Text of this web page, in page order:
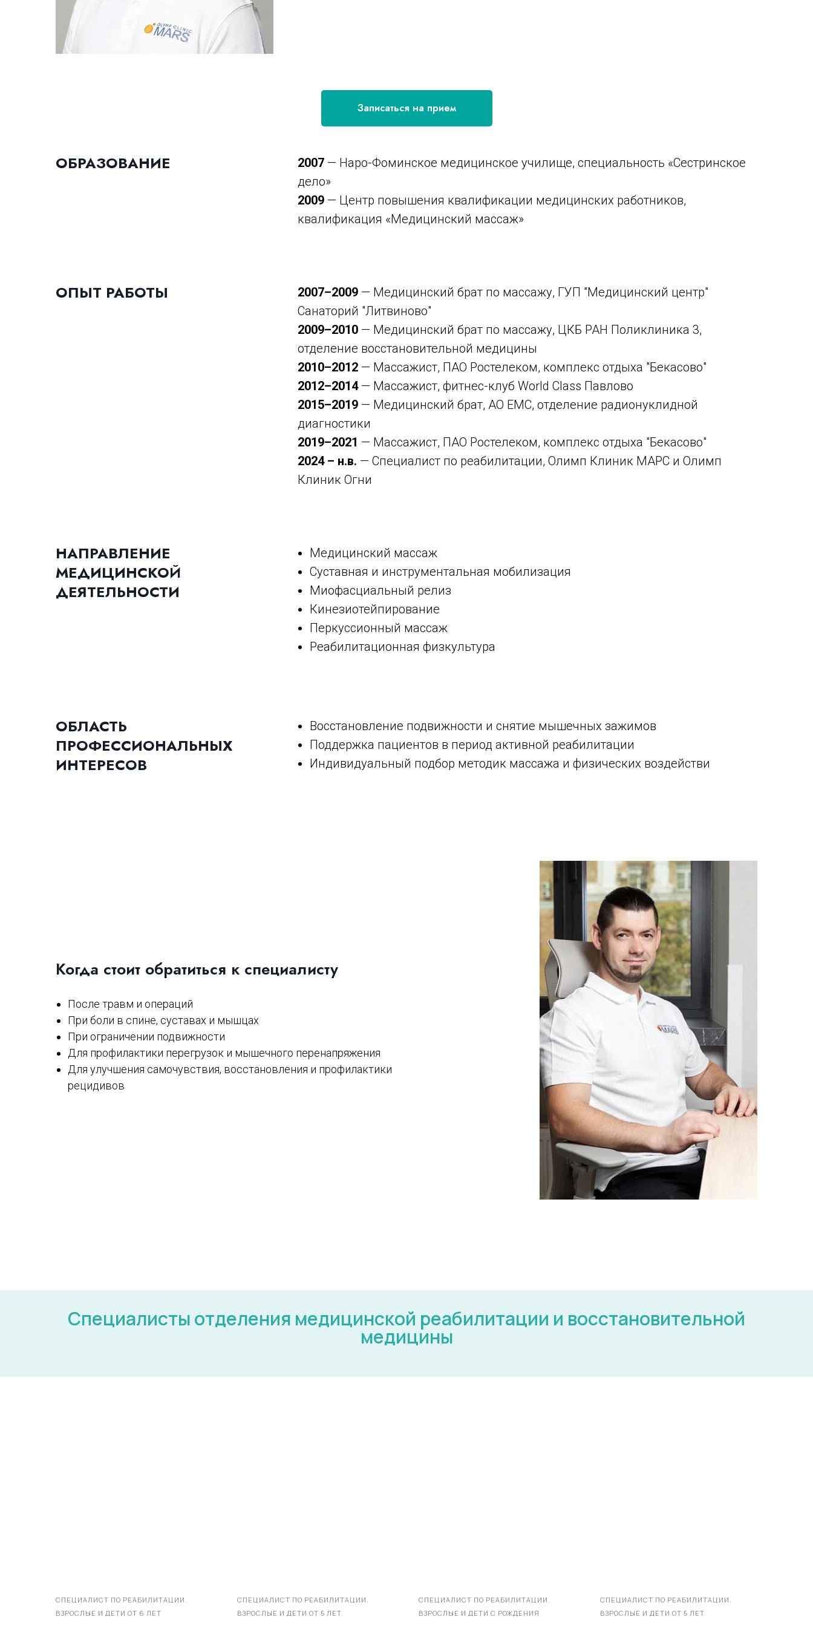
Записаться на прием
ОБРАЗОВАНИЕ 2007 — Наро-Фоминское медицинское училище, специальность «Сестринское
дело»
2009 — Центр повышения квалификации медицинских работников,
квалификация «Медицинский массаж»
ОПЫТ РАБОТЫ 2007–2009 — Медицинский брат по массажу, ГУП "Медицинский центр"
Санаторий "Литвиново"
2009–2010 — Медицинский брат по массажу, ЦКБ РАН Поликлиника 3,
отделение восстановительной медицины
2010–2012 — Массажист, ПАО Ростелеком, комплекс отдыха "Бекасово"
2012–2014— Массажист, фитнес-клуб World Class Павлово
2015–2019 — Медицинский брат, АО ЕМС, отделение радионуклидной
диагностики
2019–2021 — Массажист, ПАО Ростелеком, комплекс отдыха "Бекасово"
2024 – н.в. — Специалист по реабилитации, Олимп Клиник МАРС и Олимп
Клиник Огни
НАПРАВЛЕНИЕ
МЕДИЦИНСКОЙ
ДЕЯТЕЛЬНОСТИ
Медицинский массаж
Суставная и инструментальная мобилизация
Миофасциальный релиз
Кинезиотейпирование
Перкуссионный массаж
Реабилитационная физкультура
ОБЛАСТЬ
ПРОФЕССИОНАЛЬНЫХ
ИНТЕРЕСОВ
Восстановление подвижности и снятие мышечных зажимов
Поддержка пациентов в период активной реабилитации
Индивидуальный подбор методик массажа и физических воздействи
Когда стоит обратиться к специалисту
После травм и операций
При боли в спине, суставах и мышцах
При ограничении подвижности
Для профилактики перегрузок и мышечного перенапряжения
Для улучшения самочувствия, восстановления и профилактики
рецидивов
Специалисты отделения медицинской реабилитации и восстановительной
медицины
СПЕЦИАЛИСТ ПО РЕАБИЛИТАЦИИ.
ВЗРОСЛЫЕ И ДЕТИ ОТ 6 ЛЕТ
СПЕЦИАЛИСТ ПО РЕАБИЛИТАЦИИ.
ВЗРОСЛЫЕ И ДЕТИ ОТ 5 ЛЕТ
СПЕЦИАЛИСТ ПО РЕАБИЛИТАЦИИ.
ВЗРОСЛЫЕ И ДЕТИ С РОЖДЕНИЯ
СПЕЦИАЛИСТ ПО РЕАБИЛИТАЦИИ.
ВЗРОСЛЫЕ И ДЕТИ ОТ 5 ЛЕТ